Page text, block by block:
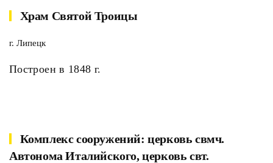
Храм Святой Троицы
г. Липецк
Построен в 1848 г.
Комплекс сооружений: церковь свмч.
Автонома Италийского, церковь свт.